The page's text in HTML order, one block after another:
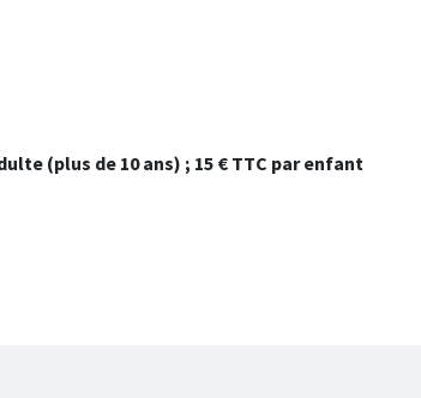
(plus de 10 ans) ; 15 € TTC par enfant